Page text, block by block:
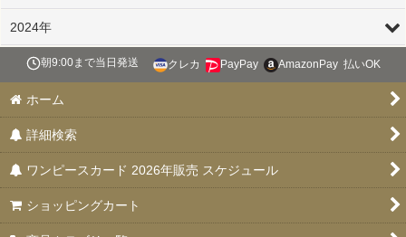
2024年
朝9:00まで当日発送 クレカ PayPay AmazonPay 払いOK
ホーム
詳細検索
ワンピースカード 2026年販売 スケジュール
ショッピングカート